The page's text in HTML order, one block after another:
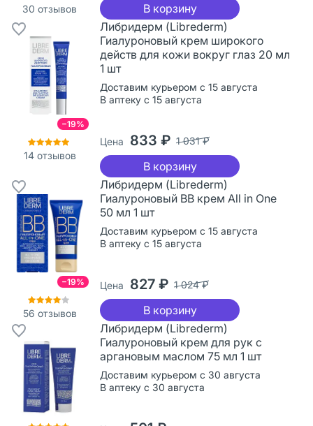
30 отзывов В корзину
−19%
14отзывов
Либридерм (Librederm)
Гиалуроновый крем широкого
действ для кожи вокруг глаз 20 мл
1 шт
Доставим курьером с 15 августа
В аптеку с 15 августа
Цена 833 ₽ 1 031 ₽
В корзину
−19%
56 отзывов
Либридерм (Librederm)
Гиалуроновый ВВ крем All in One
50 мл 1 шт
Доставим курьером с 15 августа
В аптеку с 15 августа
Цена 827 ₽ 1 024 ₽
В корзину
Либридерм (Librederm)
Гиалуроновый крем для рук с
аргановым маслом 75 мл 1 шт
Доставим курьером с 30 августа
В аптеку с 30 августа